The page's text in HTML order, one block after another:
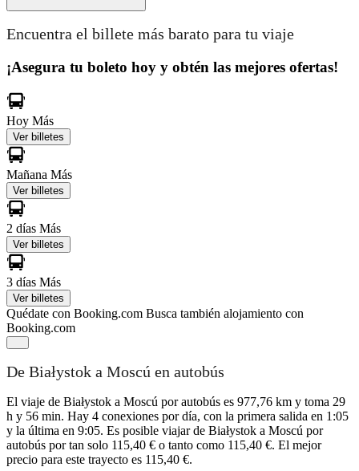
Encuentra el billete más barato para tu viaje
¡Asegura tu boleto hoy y obtén las mejores ofertas!
Hoy Más
Ver billetes
Mañana Más
Ver billetes
2 días Más
Ver billetes
3 días Más
Ver billetes
Quédate con Booking.com Busca también alojamiento con
Booking.com
De Białystok a Moscú en autobús
El viaje de Białystok a Moscú por autobús es 977,76 km y toma 29
h y 56 min. Hay 4 conexiones por día, con la primera salida en 1:05
y la última en 9:05. Es posible viajar de Białystok a Moscú por
autobús por tan solo 115,40 € o tanto como 115,40 €. El mejor
precio para este trayecto es 115,40 €.